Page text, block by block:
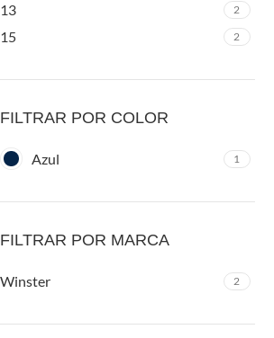
13 2
15 2
FILTRAR POR COLOR
Azul 1
FILTRAR POR MARCA
Winster 2